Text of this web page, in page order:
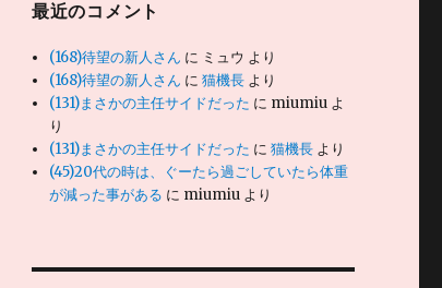
最近のコメント
(168)待望の新人さん に ミュウ より
(168)待望の新人さん に猫機長 より
(131)まさかの主任サイドだった に miumiu よ
り
(131)まさかの主任サイドだった に猫機長 より
(45)20代の時は、ぐーたら過ごしていたら体重
が減った事がある に miumiu より